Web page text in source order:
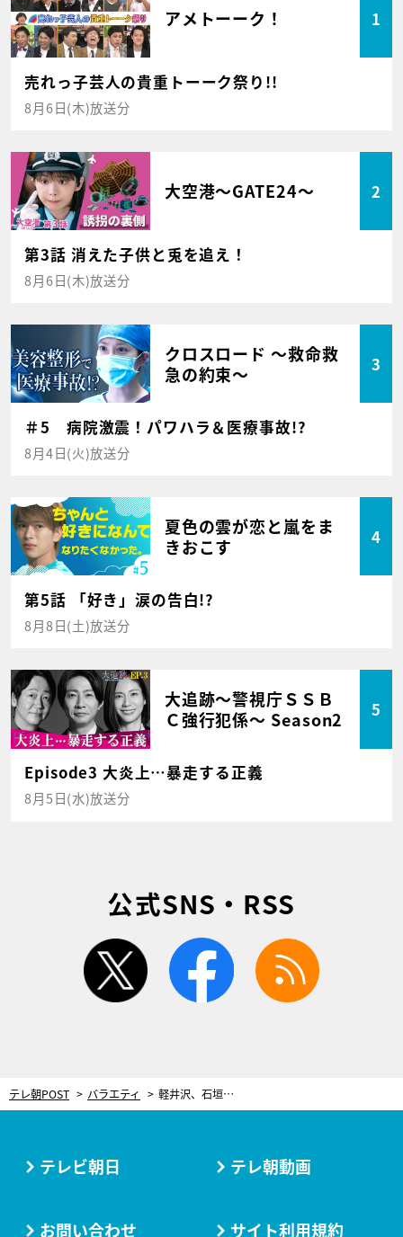
アメトーーク！ 1
売れっ子芸人の貴重トーーク祭り!!
8月6日(木)放送分
大空港～GATE24～ 2
第3話 消えた子供と兎を追え！
8月6日(木)放送分
クロスロード ～救命救
急の約束～
3
＃5 病院激震！パワハラ＆医療事故!?
8月4日(火)放送分
夏色の雲が恋と嵐をま
きおこす
4
第5話 「好き」涙の告白!?
8月8日(土)放送分
大追跡～警視庁ＳＳＢ
Ｃ強行犯係～ Season2
5
Episode3 大炎上…暴走する正義
8月5日(水)放送分
公式SNS・RSS
twitter facebook
テレ朝POST バラエティ 軽井沢、石垣島、江の島…この夏行って食べたい“観光名所の朝メシランキング”発表！
テレビ朝日 テレ朝動画
お問い合わせ サイト利用規約